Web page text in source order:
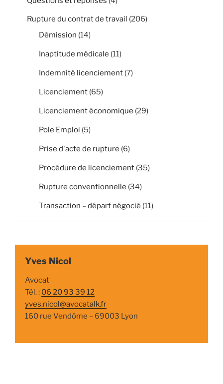
Rupture du contrat de travail (206)
Démission (14)
Inaptitude médicale (11)
Indemnité licenciement (7)
Licenciement (65)
Licenciement économique (29)
Pole Emploi (5)
Prise d'acte de rupture (6)
Procédure de licenciement (35)
Rupture conventionnelle (34)
Transaction – départ négocié (11)
Yves Nicol
Avocat
Tél. : 06 20 93 39 12
yves.nicol@avocatalk.fr
160 rue Vendôme – 69003 Lyon